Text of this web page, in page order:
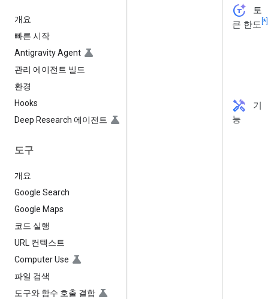
개요
빠른 시작
Antigravity Agent
관리 에이전트 빌드
환경
Hooks
Deep Research 에이전트
도구
개요
Google Search
Google Maps
코드 실행
URL 컨텍스트
Computer Use
파일 검색
도구와 함수 호출 결합
token_auto
토
큰 한도 [*]
handyman
기
능